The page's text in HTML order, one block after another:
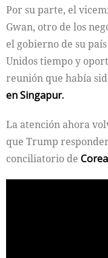
Por su parte, el
Gwan, otro de los
el gobierno de su
Unidos tiempo y
reunión que había
en Singapur.
La atención ahora
que Trump
conciliatorio de